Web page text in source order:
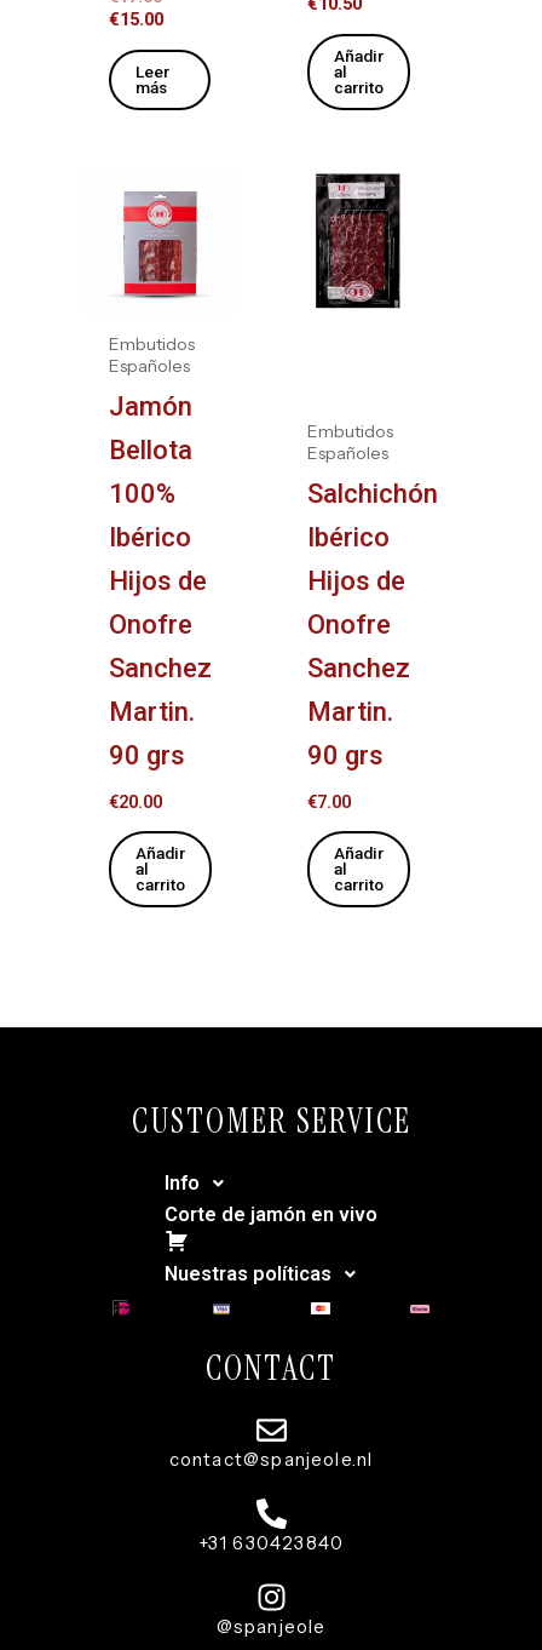
€15.00
Leer
más
Añadir
al
carrito
Embutidos
Españoles
Jamón
Bellota
100%
Ibérico
Hijos de
Onofre
Sanchez
Martin.
90 grs
€20.00
Añadir
al
carrito
Embutidos
Españoles
Salchichón
Ibérico
Hijos de
Onofre
Sanchez
Martin.
90 grs
€7.00
Añadir
al
carrito
CUSTOMER SERVICE
Info
Corte de jamón en vivo
Carrito
Nuestras políticas
CONTACT
contact@spanjeole.nl
+31 630423840
@spanjeole